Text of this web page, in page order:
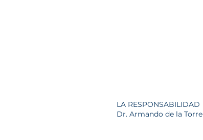
LA RESPONSABILIDAD
Dr. Armando de la Torre